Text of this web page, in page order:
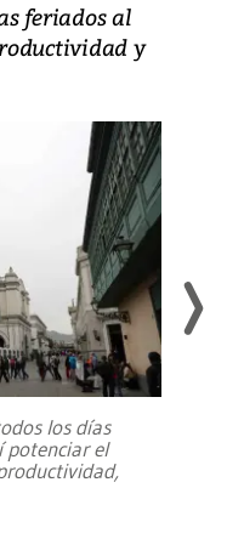
feriados al
y
los días
potenciar el